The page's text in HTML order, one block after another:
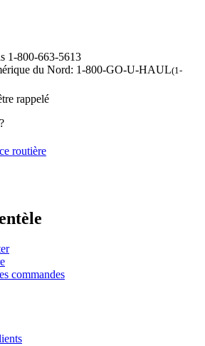
1-800-663-5613
du Nord: 1-800-GO-U-HAUL(1-
rappelé
routière
commandes